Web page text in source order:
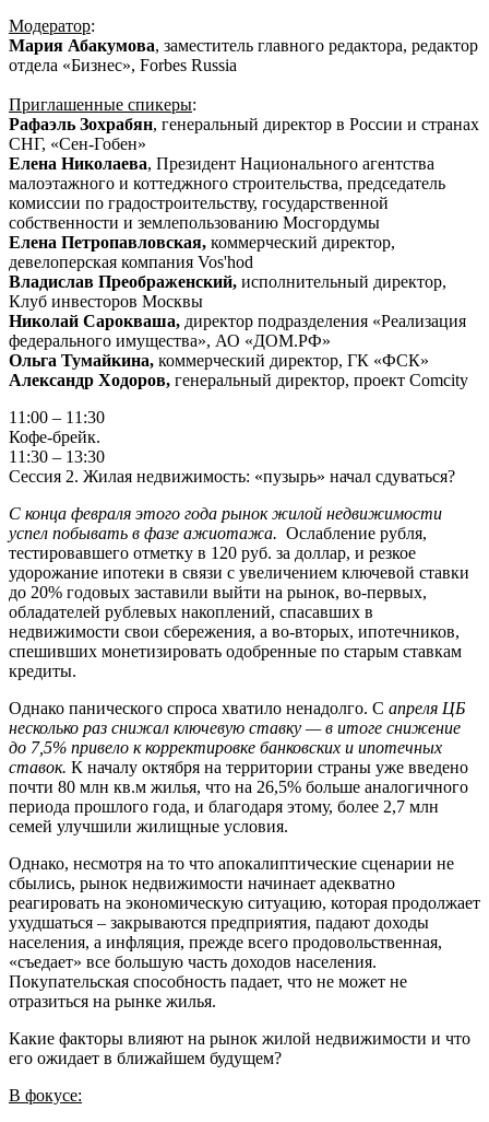
Модератор:
Мария Абакумова, заместитель главного редактора, редактор
отдела «Бизнес», Forbes Russia
Приглашенные спикеры:
Рафаэль Зохрабян, генеральный директор в России и странах
СНГ, «Сен-Гобен»
Елена Николаева, Президент Национального агентства
малоэтажного и коттеджного строительства, председатель
комиссии по градостроительству, государственной
собственности и землепользованию Мосгордумы
Елена Петропавловская, коммерческий директор,
девелоперская компания Vos'hod
Владислав Преображенский, исполнительный директор,
Клуб инвесторов Москвы
Николай Сарокваша, директор подразделения «Реализация
федерального имущества», АО «ДОМ.РФ»
Ольга Тумайкина, коммерческий директор, ГК «ФСК»
Александр Ходоров, генеральный директор, проект Comcity
11:00 – 11:30
Кофе-брейк.
11:30 – 13:30
Сессия 2. Жилая недвижимость: «пузырь» начал сдуваться?
С конца февраля этого года рынок жилой недвижимости
успел побывать в фазе ажиотажа. Ослабление рубля,
тестировавшего отметку в 120 руб. за доллар, и резкое
удорожание ипотеки в связи с увеличением ключевой ставки
до 20% годовых заставили выйти на рынок, во-первых,
обладателей рублевых накоплений, спасавших в
недвижимости свои сбережения, а во-вторых, ипотечников,
спешивших монетизировать одобренные по старым ставкам
кредиты.
Однако панического спроса хватило ненадолго. С апреля ЦБ
несколько раз снижал ключевую ставку — в итоге снижение
до 7,5% привело к корректировке банковских и ипотечных
ставок. К началу октября на территории страны уже введено
почти 80 млн кв.м жилья, что на 26,5% больше аналогичного
периода прошлого года, и благодаря этому, более 2,7 млн
семей улучшили жилищные условия.
Однако, несмотря на то что апокалиптические сценарии не
сбылись, рынок недвижимости начинает адекватно
реагировать на экономическую ситуацию, которая продолжает
ухудшаться – закрываются предприятия, падают доходы
населения, а инфляция, прежде всего продовольственная,
«съедает» все большую часть доходов населения.
Покупательская способность падает, что не может не
отразиться на рынке жилья.
Какие факторы влияют на рынок жилой недвижимости и что
его ожидает в ближайшем будущем?
В фокусе: